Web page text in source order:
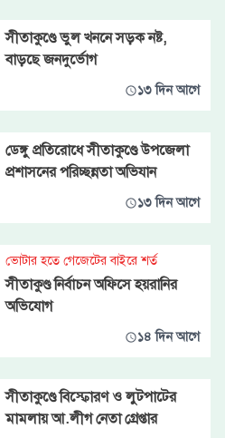
সীতাকুণ্ডে ভুল খননে সড়ক নষ্ট,
বাড়ছে জনদুর্ভোগ
১৩ দিন আগে
ডেঙ্গু প্রতিরোধে সীতাকুণ্ডে উপজেলা
প্রশাসনের পরিচ্ছন্নতা অভিযান
১৩ দিন আগে
ভোটার হতে গেজেটের বাইরে শর্ত
সীতাকুণ্ড নির্বাচন অফিসে হয়রানির
অভিযোগ
১৪ দিন আগে
সীতাকুণ্ডে বিস্ফোরণ ও লুটপাটের
মামলায় আ.লীগ নেতা গ্রেপ্তার